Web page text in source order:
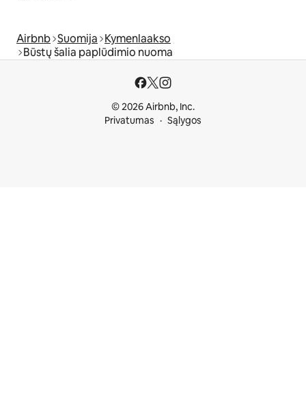
Airbnb Suomija Kymenlaakso
Būstų šalia paplūdimio nuoma
© 2026 Airbnb, Inc.
Privatumas
Sąlygos